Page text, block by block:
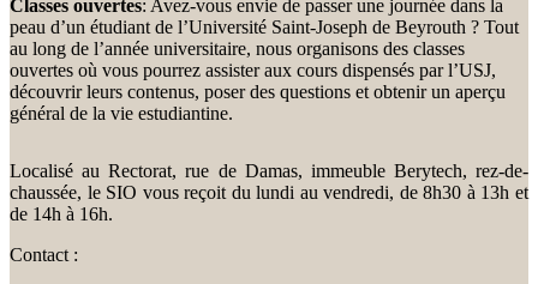
Classes ouvertes: Avez-vous envie de passer une journée dans la
peau d’un étudiant de l’Université Saint-Joseph de Beyrouth ? Tout
au long de l’année universitaire, nous organisons des classes
ouvertes où vous pourrez assister aux cours dispensés par l’USJ,
découvrir leurs contenus, poser des questions et obtenir un aperçu
général de la vie estudiantine.
Localisé au Rectorat, rue de Damas, immeuble Berytech, rez-de-
chaussée, le SIO vous reçoit du lundi au vendredi, de 8h30 à 13h et
de 14h à 16h.
Contact :